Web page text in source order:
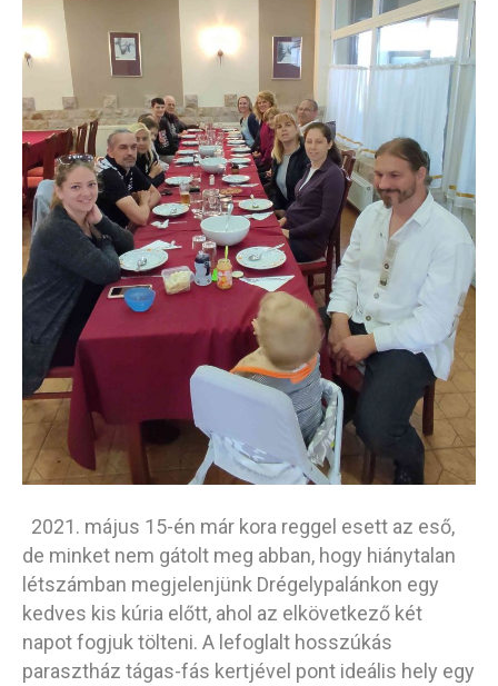
2021. május 15-én már kora reggel esett az eső,
de minket nem gátolt meg abban, hogy hiánytalan
létszámban megjelenjünk Drégelypalánkon egy
kedves kis kúria előtt, ahol az elkövetkező két
napot fogjuk tölteni. A lefoglalt hosszúkás
parasztház tágas-fás kertjével pont ideális hely egy